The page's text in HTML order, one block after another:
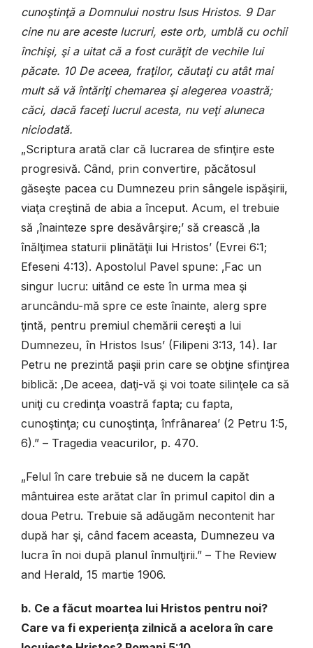
cunoştinţă a Domnului nostru Isus Hristos. 9 Dar
cine nu are aceste lucruri, este orb, umblă cu ochii
închişi, şi a uitat că a fost curăţit de vechile lui
păcate. 10 De aceea, fraţilor, căutaţi cu atât mai
mult să vă întăriţi chemarea şi alegerea voastră;
căci, dacă faceţi lucrul acesta, nu veţi aluneca
niciodată.
„Scriptura arată clar că lucrarea de sfinţire este
progresivă. Când, prin convertire, păcătosul
găseşte pacea cu Dumnezeu prin sângele ispăşirii,
viaţa creştină de abia a început. Acum, el trebuie
să ‚înainteze spre desăvârşire;’ să crească ‚la
înălţimea staturii plinătăţii lui Hristos’ (Evrei 6:1;
Efeseni 4:13). Apostolul Pavel spune: ‚Fac un
singur lucru: uitând ce este în urma mea şi
aruncându-mă spre ce este înainte, alerg spre
ţintă, pentru premiul chemării cereşti a lui
Dumnezeu, în Hristos Isus’ (Filipeni 3:13, 14). Iar
Petru ne prezintă paşii prin care se obţine sfinţirea
biblică: ‚De aceea, daţi-vă şi voi toate silinţele ca să
uniţi cu credinţa voastră fapta; cu fapta,
cunoştinţa; cu cunoştinţa, înfrânarea’ (2 Petru 1:5,
6).” – Tragedia veacurilor, p. 470.
„Felul în care trebuie să ne ducem la capăt
mântuirea este arătat clar în primul capitol din a
doua Petru. Trebuie să adăugăm necontenit har
după har şi, când facem aceasta, Dumnezeu va
lucra în noi după planul înmulţirii.” – The Review
and Herald, 15 martie 1906.
b. Ce a făcut moartea lui Hristos pentru noi?
Care va fi experienţa zilnică a acelora în care